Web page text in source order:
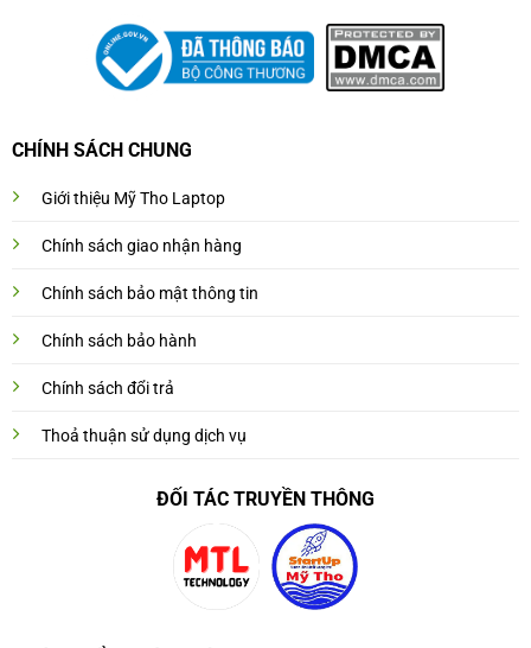
CHÍNH SÁCH CHUNG
Giới thiệu Mỹ Tho Laptop
Chính sách giao nhận hàng
Chính sách bảo mật thông tin
Chính sách bảo hành
Chính sách đổi trả
Thoả thuận sử dụng dịch vụ
ĐỐI TÁC TRUYỀN THÔNG